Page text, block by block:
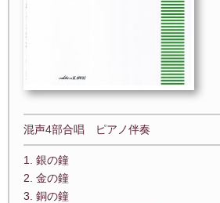
混声4部合唱 ピアノ伴奏
1. 銀の鐘
2. 金の鐘
3. 銅の鐘